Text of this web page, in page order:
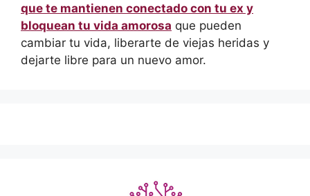
que te mantienen conectado con tu ex y
bloquean tu vida amorosa que pueden
cambiar tu vida, liberarte de viejas heridas y
dejarte libre para un nuevo amor.